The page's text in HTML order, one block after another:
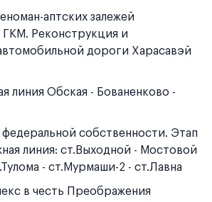
аптских залежей
ГКМ. Реконструкция и
дороги Харасавэй
линия Обская - Бованенково -
собственности. Этап
линия: ст.Выходной - Мостовой
- ст.Мурмаши-2 - ст.Лавна
в честь Преображения